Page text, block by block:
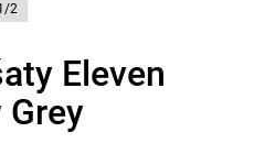
2
Eleven